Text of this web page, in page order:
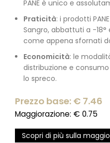
PANE è unico e
Praticità: i prodotti
Sangro, abbattuti a -
come appena sfornati
Economicità: le
distribuzione e
lo spreco.
Prezzo base: € 7.46
Maggiorazione: € 0.75
Scopri di più sulla